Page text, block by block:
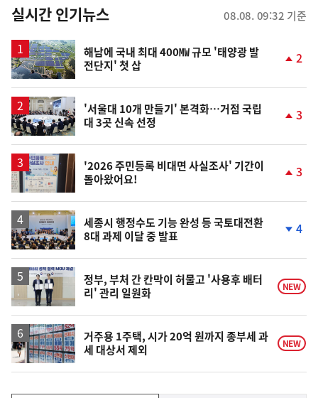
뉴
스
실시간 인기뉴스 08.08. 09:32 기준
해남에 국내 최대 400㎿ 규모 '태양광 발
전단지' 첫 삽
상
2
'서울대 10개 만들기' 본격화…거점 국립
대 3곳 신속 선정
상
3
'2026 주민등록 비대면 사실조사' 기간이
돌아왔어요!
상
3
세종시 행정수도 기능 완성 등 국토대전환
8대 과제 이달 중 발표
하
락
4
정부, 부처 간 칸막이 허물고 '사용후 배터
리' 관리 일원화
NEW
거주용 1주택, 시가 20억 원까지 종부세 과
세 대상서 제외
NEW